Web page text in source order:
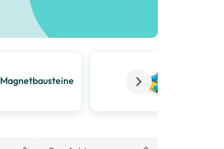
Magnetbausteine